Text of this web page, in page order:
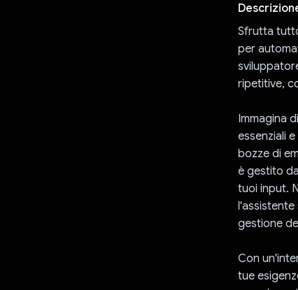
Sfrutta
per
ripetitive,
Immagina
essenziali
bozze di
è gestito
tuoi input.
l'assistente
gestione
Con
tue